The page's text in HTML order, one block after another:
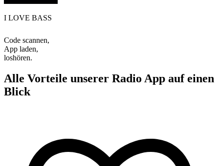
I LOVE BASS
Code scannen,
App laden,
loshören.
Alle Vorteile unserer Radio App auf einen
Blick